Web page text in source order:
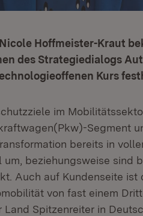
Hoffmeister-Kraut
des Strategiedialogs
Kurs
im
Segment
bereits in
beziehungsweise sind
Auch auf Kundenseite ist
von fast einem
Land Spitzenreiter in